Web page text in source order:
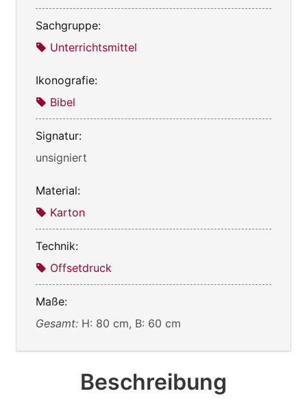
Sachgruppe:
Unterrichtsmittel
Ikonografie:
Bibel
Signatur:
unsigniert
Material:
Karton
Technik:
Offsetdruck
Maße:
Gesamt: H: 80 cm, B: 60 cm
Beschreibung